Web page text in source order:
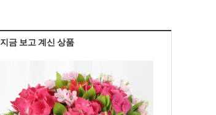
지금 보고 계신 상품